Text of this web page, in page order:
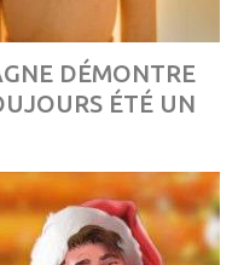
DÉMONTRE
ÉTÉ UN